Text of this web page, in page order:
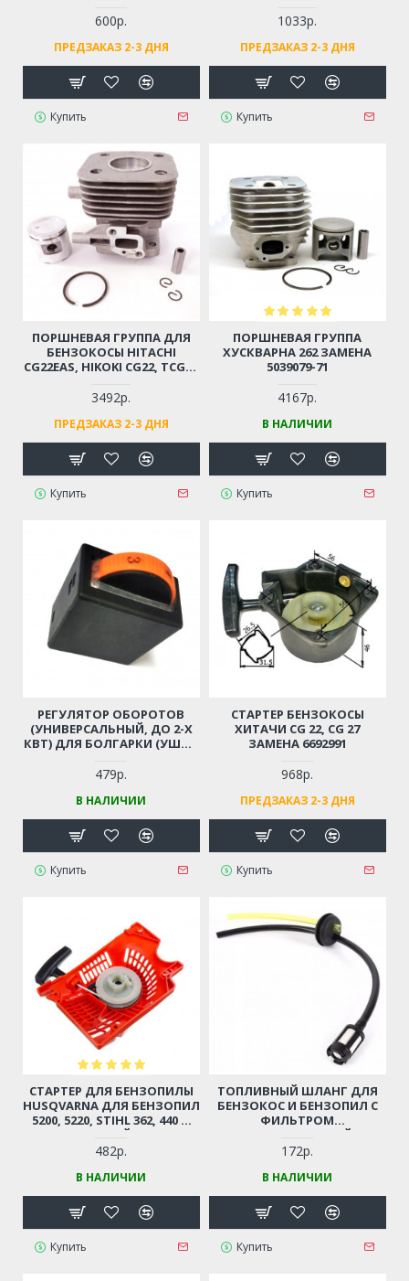
600р.
ПРЕДЗАКАЗ 2-3 ДНЯ
Купить
МОРОЗОСТОЙКИЙ,
МЯГКИЙ, ИЗНОСОСТОЙКАЯ
РЕЗИНА
1033р.
ПРЕДЗАКАЗ 2-3 ДНЯ
Купить
ПОРШНЕВАЯ ГРУППА ДЛЯ
БЕНЗОКОСЫ HITACHI
CG22EAS, HIKOKI CG22, TCG22
3492р.
ПРЕДЗАКАЗ 2-3 ДНЯ
Купить
ПОРШНЕВАЯ ГРУППА
ХУСКВАРНА 262 ЗАМЕНА
5039079-71
4167р.
В НАЛИЧИИ
Купить
РЕГУЛЯТОР ОБОРОТОВ
(УНИВЕРСАЛЬНЫЙ, ДО 2-Х
КВТ) ДЛЯ БОЛГАРКИ (УШМ),
ПЕРФОРАТОРА, ДРЕЛИ И ПР.
479р.
В НАЛИЧИИ
Купить
СТАРТЕР БЕНЗОКОСЫ
ХИТАЧИ CG 22, CG 27
ЗАМЕНА 6692991
968р.
ПРЕДЗАКАЗ 2-3 ДНЯ
Купить
СТАРТЕР ДЛЯ БЕНЗОПИЛЫ
HUSQVARNA ДЛЯ БЕНЗОПИЛ
5200, 5220, STIHL 362, 440 И
ДР. (КИТАЙСКИЕ
БЕНЗОПИЛЫ 45-52СМ3,
ЦЫГАНКА)
482р.
В НАЛИЧИИ
Купить
ТОПЛИВНЫЙ ШЛАНГ ДЛЯ
БЕНЗОКОС И БЕНЗОПИЛ С
ФИЛЬТРОМ
(УНИВЕРСАЛЬНЫЙ)
172р.
В НАЛИЧИИ
Купить